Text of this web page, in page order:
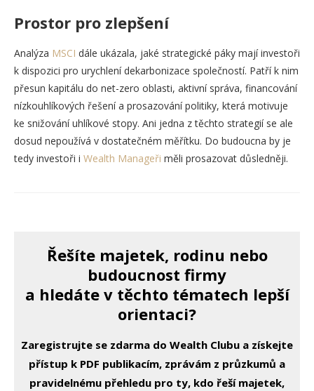
Prostor pro zlepšení
Analýza MSCI dále ukázala, jaké strategické páky mají investoři
k dispozici pro urychlení dekarbonizace společností. Patří k nim
přesun kapitálu do net-zero oblasti, aktivní správa, financování
nízkouhlíkových řešení a prosazování politiky, která motivuje
ke snižování uhlíkové stopy. Ani jedna z těchto strategií se ale
dosud nepoužívá v dostatečném měřítku. Do budoucna by je
tedy investoři i Wealth Manageři měli prosazovat důsledněji.
Řešíte majetek, rodinu nebo
budoucnost firmy
a hledáte v těchto tématech lepší
orientaci?
Zaregistrujte se zdarma do Wealth Clubu a získejte
přístup k PDF publikacím, zprávám z průzkumů a
pravidelnému přehledu pro ty, kdo řeší majetek,